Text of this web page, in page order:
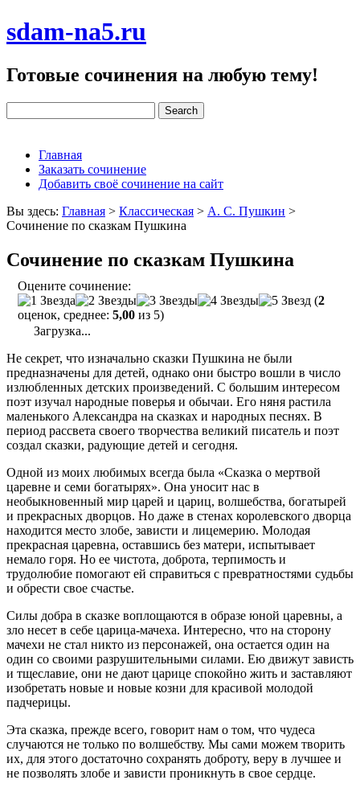
sdam-na5.ru
Готовые сочинения на любую тему!
Главная
Заказать сочинение
Добавить своё сочинение на сайт
Вы здесь: Главная > Классическая > А. С. Пушкин >
Сочинение по сказкам Пушкина
Сочинение по сказкам Пушкина
Оцените сочинение:
(2
оценок, среднее: 5,00 из 5)
Загрузка...
Не секрет, что изначально сказки Пушкина не были
предназначены для детей, однако они быстро вошли в число
излюбленных детских произведений. С большим интересом
поэт изучал народные поверья и обычаи. Его няня растила
маленького Александра на сказках и народных песнях. В
период рассвета своего творчества великий писатель и поэт
создал сказки, радующие детей и сегодня.
Одной из моих любимых всегда была «Сказка о мертвой
царевне и семи богатырях». Она уносит нас в
необыкновенный мир царей и цариц, волшебства, богатырей
и прекрасных дворцов. Но даже в стенах королевского дворца
находится место злобе, зависти и лицемерию. Молодая
прекрасная царевна, оставшись без матери, испытывает
немало горя. Но ее чистота, доброта, терпимость и
трудолюбие помогают ей справиться с превратностями судьбы
и обрести свое счастье.
Силы добра в сказке воплощаются в образе юной царевны, а
зло несет в себе царица-мачеха. Интересно, что на сторону
мачехи не стал никто из персонажей, она остается один на
один со своими разрушительными силами. Ею движут зависть
и тщеславие, они не дают царице спокойно жить и заставляют
изобретать новые и новые козни для красивой молодой
падчерицы.
Эта сказка, прежде всего, говорит нам о том, что чудеса
случаются не только по волшебству. Мы сами можем творить
их, для этого достаточно сохранять доброту, веру в лучшее и
не позволять злобе и зависти проникнуть в свое сердце.